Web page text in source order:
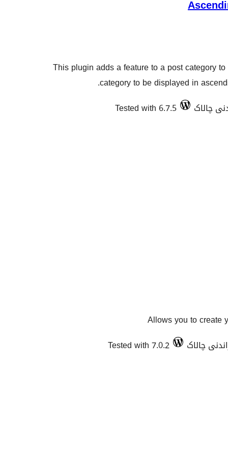
This plugin adds a feature to a post category
category to be displayed in
Tested with 6.7.5
Allows you to create
Tested with 7.0.2